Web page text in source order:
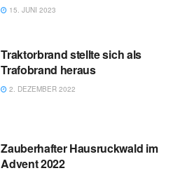
15. JUNI 2023
Traktorbrand stellte sich als
Trafobrand heraus
2. DEZEMBER 2022
Zauberhafter Hausruckwald im
Advent 2022